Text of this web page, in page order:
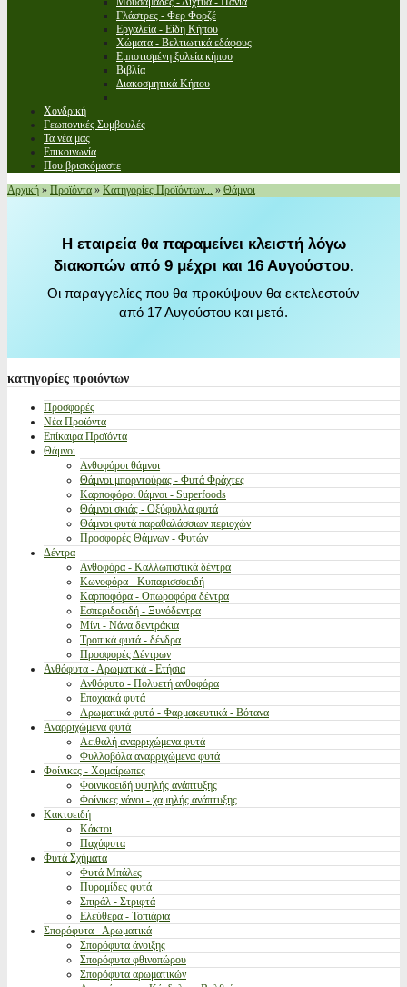
Γλάστρες - Φερ Φορζέ
Εργαλεία - Είδη Κήπου
Χώματα - Βελτιωτικά εδάφους
Εμποτισμένη ξυλεία κήπου
Βιβλία
Διακοσμητικά Κήπου
Χονδρική
Γεωπονικές Συμβουλές
Τα νέα μας
Επικοινωνία
Που βρισκόμαστε
Αρχική » Προϊόντα » Κατηγορίες Προϊόντων... » Θάμνοι
Η εταιρεία θα παραμείνει κλειστή λόγω
διακοπών από 9 μέχρι και 16 Αυγούστου.
Οι παραγγελίες που θα προκύψουν θα εκτελεστούν
από 17 Αυγούστου και μετά.
κατηγορίες προιόντων
Προσφορές
Νέα Προϊόντα
Επίκαιρα Προϊόντα
Θάμνοι
Ανθοφόροι θάμνοι
Θάμνοι μπορντούρας - Φυτά Φράχτες
Καρποφόροι θάμνοι - Superfoods
Θάμνοι σκιάς - Οξύφυλλα φυτά
Θάμνοι φυτά παραθαλάσσιων περιοχών
Προσφορές Θάμνων - Φυτών
Δέντρα
Ανθοφόρα - Καλλωπιστικά δέντρα
Κωνοφόρα - Κυπαρισσοειδή
Καρποφόρα - Οπωροφόρα δέντρα
Εσπεριδοειδή - Ξυνόδεντρα
Μίνι - Νάνα δεντράκια
Τροπικά φυτά - δένδρα
Προσφορές Δέντρων
Ανθόφυτα - Αρωματικά - Ετήσια
Ανθόφυτα - Πολυετή ανθοφόρα
Εποχιακά φυτά
Αρωματικά φυτά - Φαρμακευτικά - Βότανα
Αναρριχώμενα φυτά
Αειθαλή αναρριχώμενα φυτά
Φυλλοβόλα αναρριχώμενα φυτά
Φοίνικες - Χαμαίρωπες
Φοινικοειδή υψηλής ανάπτυξης
Φοίνικες νάνοι - χαμηλής ανάπτυξης
Κακτοειδή
Κάκτοι
Παχύφυτα
Φυτά Σχήματα
Φυτά Μπάλες
Πυραμίδες φυτά
Σπιράλ - Στριφτά
Ελεύθερα - Τοπιάρια
Σπορόφυτα - Αρωματικά
Σπορόφυτα άνοιξης
Σπορόφυτα φθινοπώρου
Σπορόφυτα αρωματικών